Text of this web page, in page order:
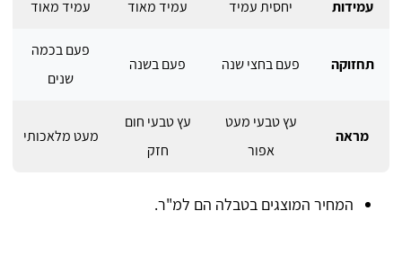
עמידות יחסית עמיד עמיד מאוד עמיד מאוד
תחזוקה פעם בחצי שנה פעם בשנה
פעם בכמה
שנים
מראה
עץ טבעי מעט
אפור
עץ טבעי חום
חזק
מעט מלאכותי
המחיר המוצגים בטבלה הם למ"ר.